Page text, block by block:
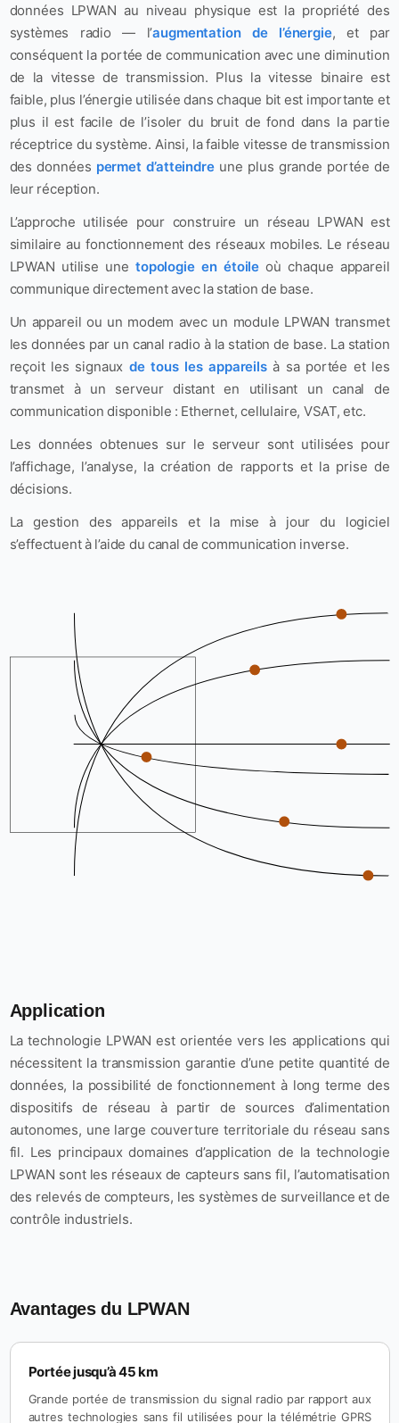
données LPWAN au niveau physique est la propriété des
systèmes radio — l’augmentation de l’énergie, et par
conséquent la portée de communication avec une diminution
de la vitesse de transmission. Plus la vitesse binaire est
faible, plus l’énergie utilisée dans chaque bit est importante et
plus il est facile de l’isoler du bruit de fond dans la partie
réceptrice du système. Ainsi, la faible vitesse de transmission
des données permet d’atteindreune plus grande portée de
leur réception.
L’approche utilisée pour construire un réseau LPWAN est
similaire au fonctionnement des réseaux mobiles. Le réseau
LPWAN utilise unetopologie en étoile où chaque appareil
communique directement avec la station de base.
Un appareil ou un modem avec un module LPWAN transmet
les données par un canal radio à la station de base. La station
reçoit les signaux de tous les appareilsà sa portée et les
transmet à un serveur distant en utilisant un canal de
communication disponible : Ethernet, cellulaire, VSAT, etc.
Les données obtenues sur le serveur sont utilisées pour
l’affichage, l’analyse, la création de rapports et la prise de
décisions.
La gestion des appareils et la mise à jour du logiciel
s’effectuent à l’aide du canal de communication inverse.
Application
La technologie LPWAN est orientée vers les applications qui
nécessitent la transmission garantie d’une petite quantité de
données, la possibilité de fonctionnement à long terme des
dispositifs de réseau à partir de sources d’alimentation
autonomes, une large couverture territoriale du réseau sans
fil. Les principaux domaines d’application de la technologie
LPWAN sont les réseaux de capteurs sans fil, l’automatisation
des relevés de compteurs, les systèmes de surveillance et de
contrôle industriels.
Avantages du LPWAN
Portée jusqu’à 45 km
Grande portée de transmission du signal radio par rapport aux
autres technologies sans fil utilisées pour la télémétrie GPRS